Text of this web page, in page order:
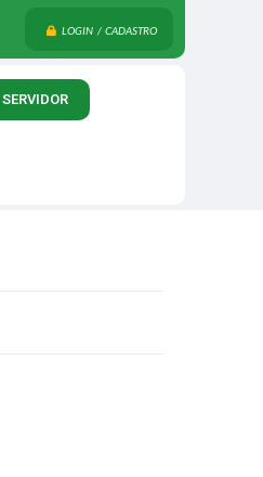
LOGIN / CADASTRO
SERVIDOR